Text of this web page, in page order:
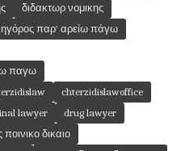
διδακτωρ νομικης
παρ’ αρείω πάγω
παγω
chterzidislawoffice
lawyer
drug lawyer
ποινικο δικαιο